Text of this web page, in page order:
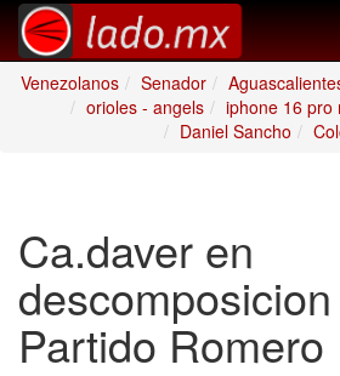
Venezolanos
Senador
orioles - angels
iphone 16 pro
Daniel Sancho
Ca.daver en
Partido Romero